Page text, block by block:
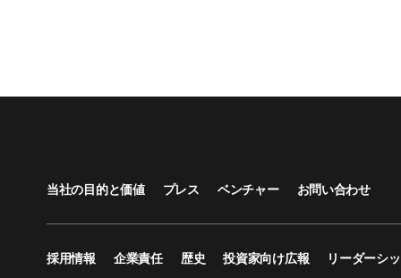
当社の目的と価値 プレス ベンチャー お問い合わせ
採用情報 企業責任 歴史 投資家向け広報 リーダーシ